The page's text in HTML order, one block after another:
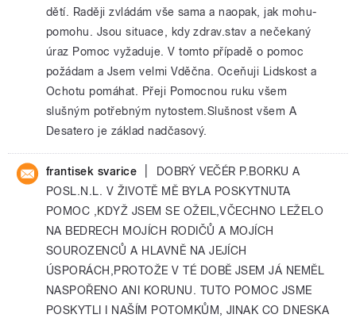
dětí. Raději zvládám vše sama a naopak, jak mohu-
pomohu. Jsou situace, kdy zdrav.stav a nečekaný
úraz Pomoc vyžaduje. V tomto případě o pomoc
požádam a Jsem velmi Vděčna. Oceňuji Lidskost a
Ochotu pomáhat. Přeji Pomocnou ruku všem
slušným potřebným nytostem.Slušnost všem A
Desatero je základ nadčasový.
frantisek svarice
DOBRÝ VEČÉR P.BORKU A
POSL.N.L. V ŽIVOTĚ MĚ BYLA POSKYTNUTA
POMOC ,KDYŽ JSEM SE OŽEIL,VČECHNO LEŽELO
NA BEDRECH MOJÍCH RODIČŮ A MOJÍCH
SOUROZENCŮ A HLAVNĚ NA JEJÍCH
ÚSPORÁCH,PROTOŽE V TÉ DOBĚ JSEM JÁ NEMĚL
NASPOŘENO ANI KORUNU. TUTO POMOC JSME
POSKYTLI I NAŠÍM POTOMKŮM, JINAK CO DNESKA